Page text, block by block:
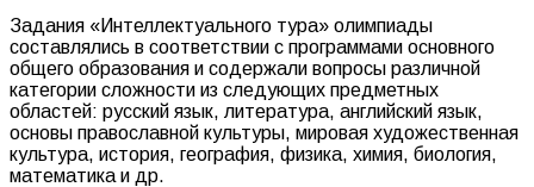
Задания «Интеллектуального тура» олимпиады
составлялись в соответствии с программами основного
общего образования и содержали вопросы различной
категории сложности из следующих предметных
областей: русский язык, литература, английский язык,
основы православной культуры, мировая художественная
культура, история, география, физика, химия, биология,
математика и др.